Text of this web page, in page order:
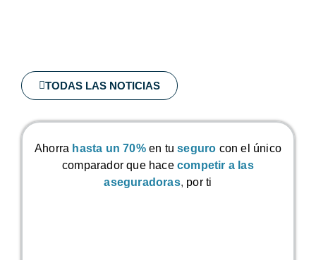
TODAS LAS NOTICIAS
Ahorra hasta un 70% en tuseguro con el único
comparador que hace competir a las
aseguradoras, por ti